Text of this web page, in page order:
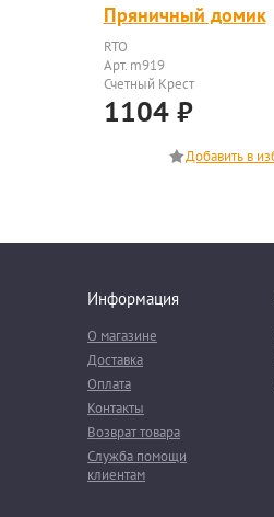
Пряничный домик
RTO
Арт. m919
Счетный Крест
1104 ₽
Информация
О магазине
Доставка
Оплата
Контакты
Возврат товара
Служба помощи
клиентам